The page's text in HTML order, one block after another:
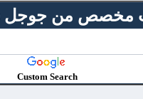
مخصص من جوجل
Custom Search